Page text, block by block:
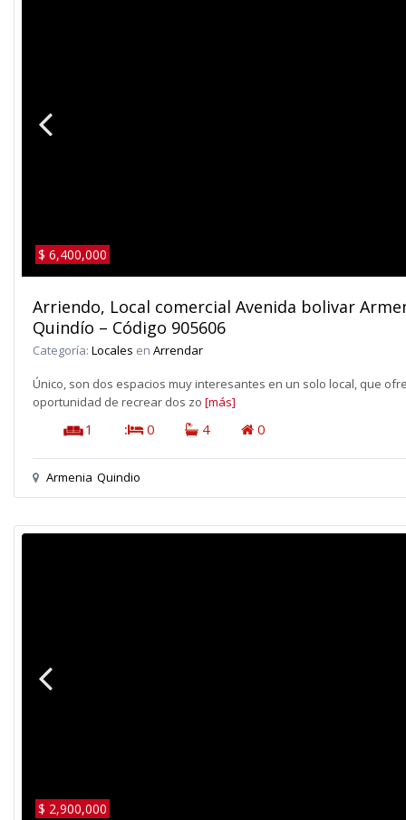
$ 6,400,000
Arriendo, Local comercial Avenida bolivar
Quindío – Código 905606
Categoría: Locales en Arrendar
Único, son dos espacios muy interesantes en un solo local, que
oportunidad de recrear dos zo [más]
1 : 0 4 0
Armenia Quindio
$ 2,900,000